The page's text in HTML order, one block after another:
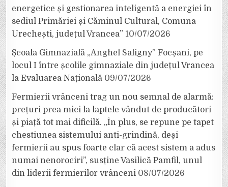
energetice și gestionarea inteligentă a energiei în
sediul Primăriei și Căminul Cultural, Comuna
Urechești, județul Vrancea” 10/07/2026
Școala Gimnazială „Anghel Saligny” Focșani, pe
locul I între școlile gimnaziale din județul Vrancea
la Evaluarea Națională 09/07/2026
Fermierii vrânceni trag un nou semnal de alarmă:
prețuri prea mici la laptele vândut de producători
și piață tot mai dificilă. „În plus, se repune pe tapet
chestiunea sistemului anti-grindină, deși
fermierii au spus foarte clar că acest sistem a adus
numai nenorociri”, susține Vasilică Pamfil, unul
din liderii fermierilor vrânceni 08/07/2026